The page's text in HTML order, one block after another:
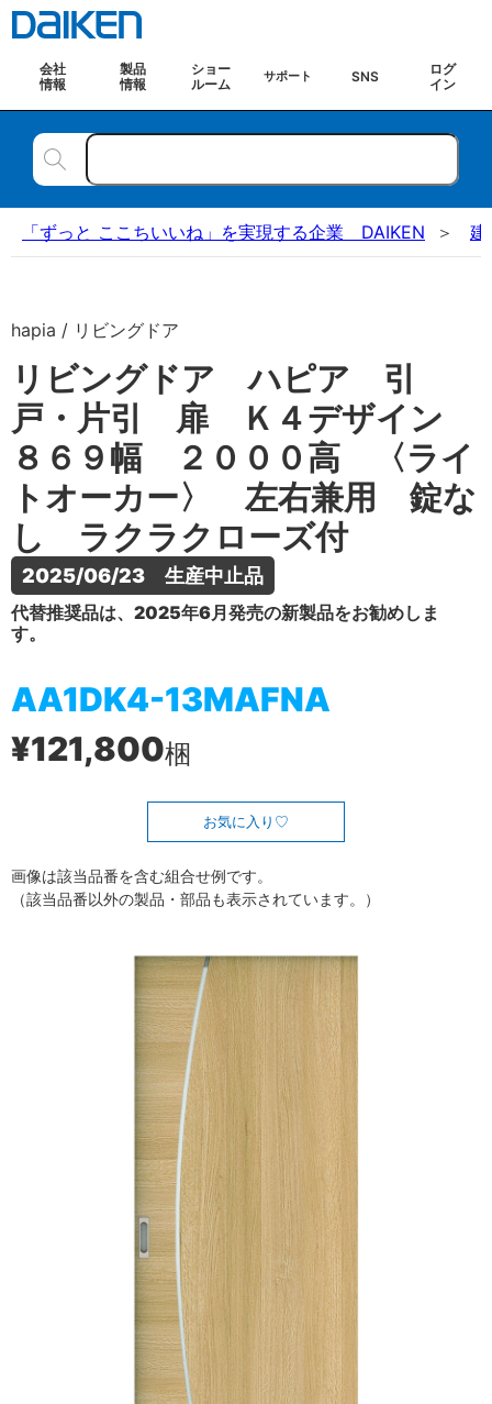
会社
情報
製品
情報
ショー
ルーム
サポート SNS
ログ
イン
「ずっと ここちいいね」を実現する企業 DAIKEN 建
hapia / リビングドア
リビングドア ハピア 引
戸・片引 扉 Ｋ４デザイン
８６９幅 ２０００高 〈ライ
トオーカー〉 左右兼用 錠な
し ラクラクローズ付
2025/06/23　生産中止品
代替推奨品は、2025年6月発売の新製品をお勧めしま
す。
AA1DK4-13MAFNA
¥121,800梱
お気に入り
画像は該当品番を含む組合せ例です。
（該当品番以外の製品・部品も表示されています。）